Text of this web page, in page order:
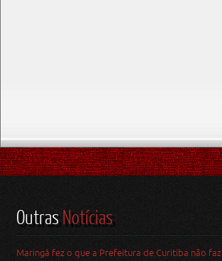
OutrasNotícias
Maringá fez o que a Prefeitura de Curitiba não faz